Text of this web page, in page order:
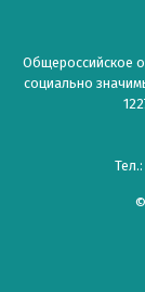
Общероссийское
социально
©